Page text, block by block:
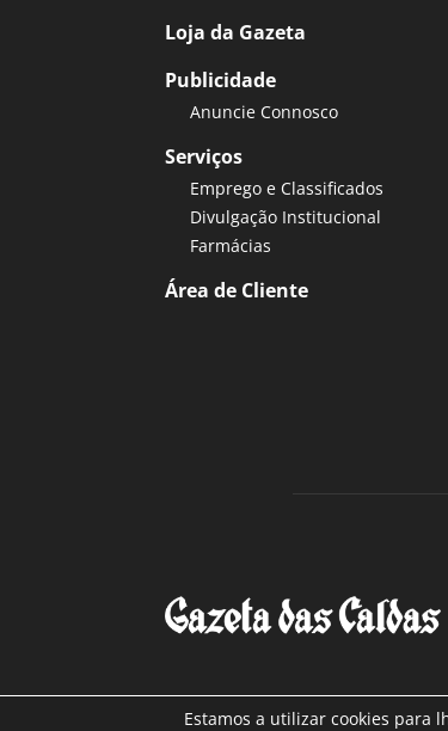
Loja da Gazeta
Publicidade
Anuncie Connosco
Serviços
Emprego e Classificados
Divulgação Institucional
Farmácias
Área de Cliente
Estamos a utilizar cookies para